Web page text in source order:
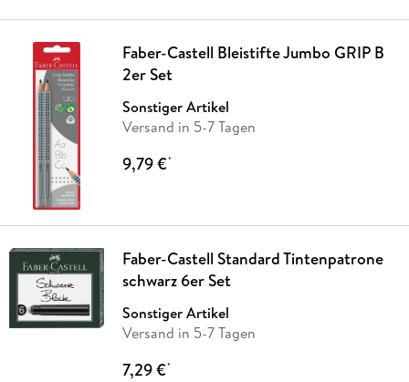
Faber-Castell Bleistifte Jumbo GRIP B
2er Set
Sonstiger Artikel
Versand in 5-7 Tagen
9,79 €*
Faber-Castell Standard Tintenpatrone
schwarz 6er Set
Sonstiger Artikel
Versand in 5-7 Tagen
7,29 €*